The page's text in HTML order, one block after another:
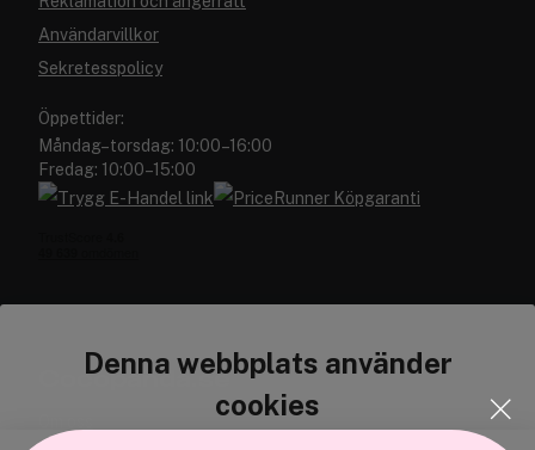
Denna webbplats använder
cookies
Användarvillkor
Sekretesspolicy
Öppettider:
Måndag–torsdag: 10:00–16:00
Fredag: 10:00–15:00
Cocopanda.se